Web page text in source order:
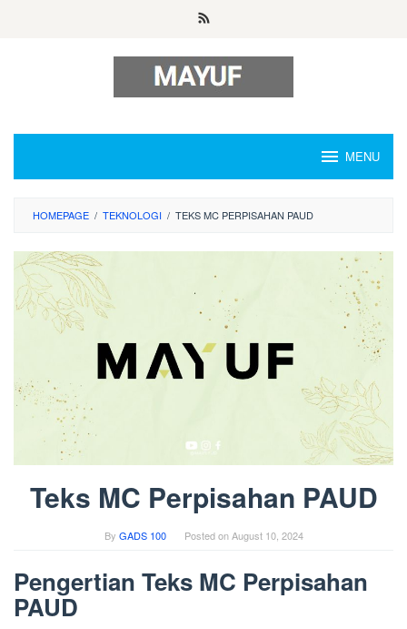
MENU
HOMEPAGE / TEKNOLOGI / TEKS MC PERPISAHAN PAUD
Teks MC Perpisahan PAUD
By GADS 100 Posted onAugust 10, 2024
Pengertian Teks MC Perpisahan
PAUD